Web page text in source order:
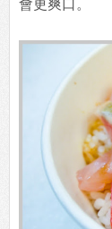
會更爽口。